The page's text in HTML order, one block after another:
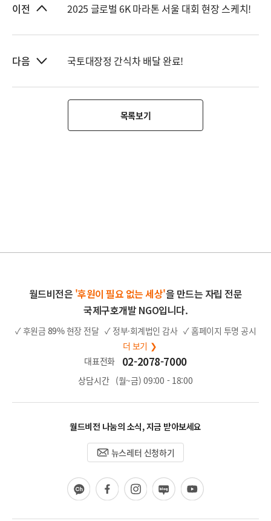
이전 2025 글로벌 6K 마라톤 서울 대회 현장 스케치!
다음 국토대장정 간식차 배달 완료!
목록보기
월드비전은 '후원이 필요 없는 세상'을 만드는 자립 전문
국제구호개발 NGO입니다.
✓ 후원금 89%현장 전달 ✓ 정부·회계법인 감사 ✓ 홈페이지 투명 공시
더 보기 ❯
대표전화
02-2078-7000
상담시간 (월~금) 09:00 - 18:00
월드비전 나눔의 소식, 지금 받아보세요
뉴스레터 신청하기
카
카
페
이
인
스
블
로
유
튜